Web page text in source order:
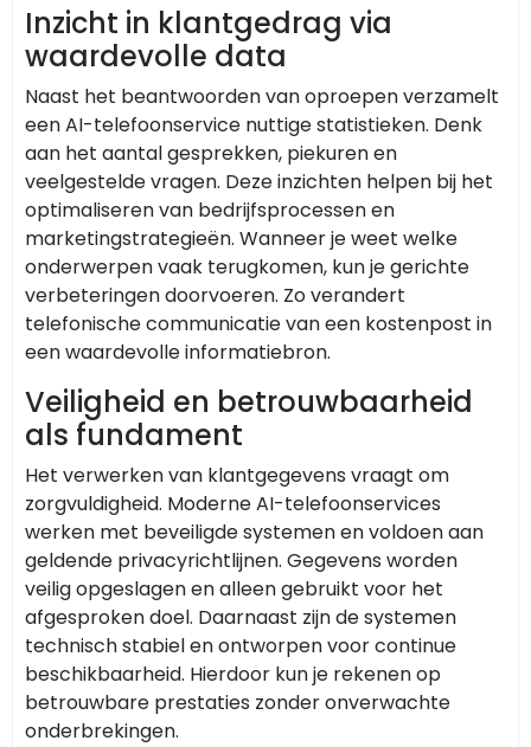
Inzicht in klantgedrag via
waardevolle data
Naast het beantwoorden van oproepen verzamelt
een AI-telefoonservice nuttige statistieken. Denk
aan het aantal gesprekken, piekuren en
veelgestelde vragen. Deze inzichten helpen bij het
optimaliseren van bedrijfsprocessen en
marketingstrategieën. Wanneer je weet welke
onderwerpen vaak terugkomen, kun je gerichte
verbeteringen doorvoeren. Zo verandert
telefonische communicatie van een kostenpost in
een waardevolle informatiebron.
Veiligheid en betrouwbaarheid
als fundament
Het verwerken van klantgegevens vraagt om
zorgvuldigheid. Moderne AI-telefoonservices
werken met beveiligde systemen en voldoen aan
geldende privacyrichtlijnen. Gegevens worden
veilig opgeslagen en alleen gebruikt voor het
afgesproken doel. Daarnaast zijn de systemen
technisch stabiel en ontworpen voor continue
beschikbaarheid. Hierdoor kun je rekenen op
betrouwbare prestaties zonder onverwachte
onderbrekingen.